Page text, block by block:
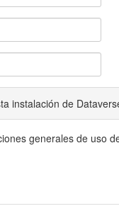
instalación de
generales de uso